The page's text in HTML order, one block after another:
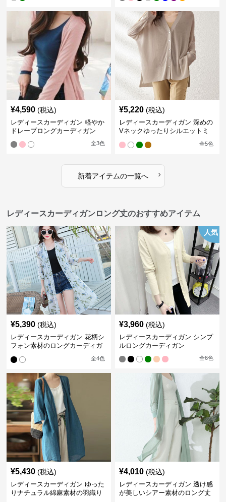
¥4,590 (税込)
レディースカーディガン 軽やか
ドレープロングカーディガン
全3色
¥5,220 (税込)
レディースカーディガン 深めの
Vネックゆったりシルエットミ
全5色
新着アイテムの一覧へ ›
レディースカーディガンロング丈のおすすめアイテム
¥5,390 (税込)
レディースカーディガン 花柄シ
フォン素材のロングカーディガ
全4色
人気
¥3,960 (税込)
レディースカーディガン シンプ
ルロングカーディガン
全6色
¥5,430 (税込)
レディースカーディガン ゆった
りナチュラル綿麻素材の羽織り
¥4,010 (税込)
レディースカーディガン 透け感
が美しいシアー素材のロング丈